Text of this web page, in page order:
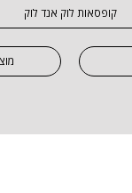
קופסאות לוק אנד לוק